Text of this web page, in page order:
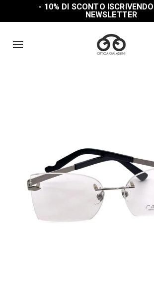
the
- 10% DI SCONTO
NEWSLETTER